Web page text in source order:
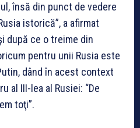
însă din punct de vedere
istorică”, a afirmat
după ce o treime din
pentru unii Rusia este
dând în acest context
al III-lea al Rusiei: “De
toţi”.